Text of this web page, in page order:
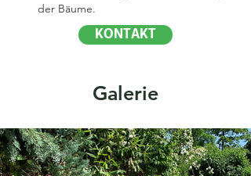
der Bäume.
KONTAKT
Galerie